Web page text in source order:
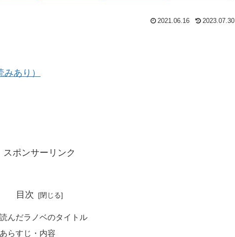
2021.06.16 2023.07.30
あり）
スポンサーリンク
目次
読んだラノベのタイトル
あらすじ・内容